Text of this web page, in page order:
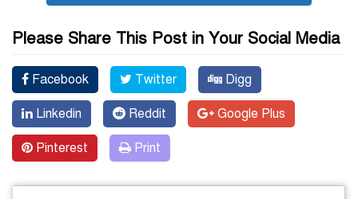
Please Share This Post in Your Social Media
Facebook Twitter Digg
Linkedin Reddit Google Plus
Pinterest Print